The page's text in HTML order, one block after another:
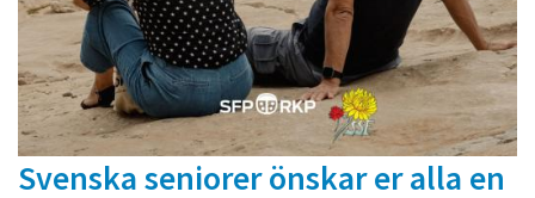
Svenska seniorer önskar er alla en